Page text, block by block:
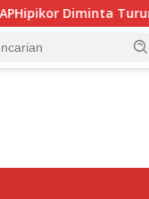
Turun Lapangan.